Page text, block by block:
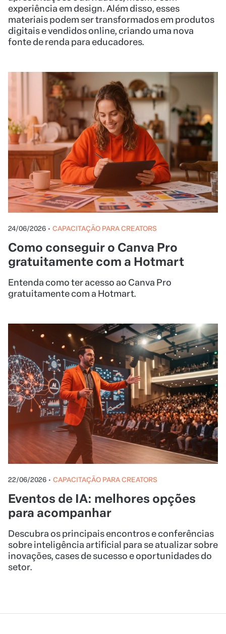
experiência em design. Além disso, esses
materiais podem ser transformados em produtos
digitais e vendidos online, criando uma nova
fonte de renda para educadores.
24/06/2026 • CAPACITAÇÃO PARA CREATORS
Como conseguir o Canva Pro
gratuitamente com a Hotmart
Entenda como ter acesso ao Canva Pro
gratuitamente com a Hotmart.
22/06/2026 • CAPACITAÇÃO PARA CREATORS
Eventos de IA: melhores opções
para acompanhar
Descubra os principais encontros e conferências
sobre inteligência artificial para se atualizar sobre
inovações, cases de sucesso e oportunidades do
setor.